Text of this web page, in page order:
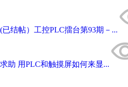
(已结帖）工控PLC擂台第93期－...
求助 用PLC和触摸屏如何来显...